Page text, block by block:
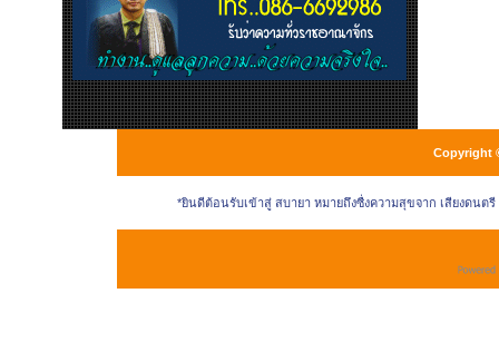
Copyright
*ยินดีต้อนรับเข้าสู่ สบายา หมายถึงซื่งความสุขจาก เสียงดน